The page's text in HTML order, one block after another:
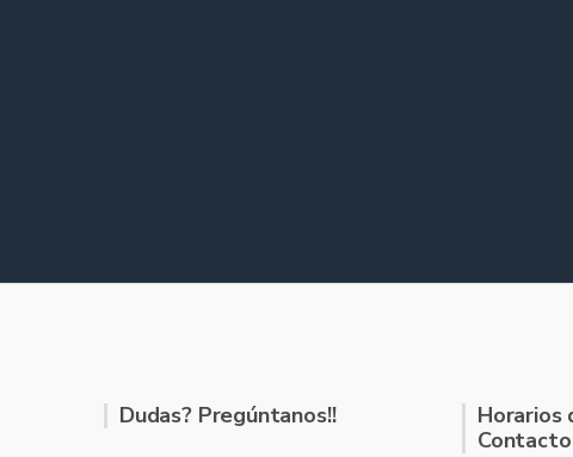
Dudas? Pregúntanos!!
Horarios